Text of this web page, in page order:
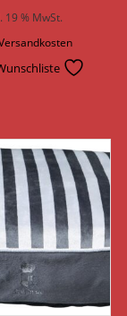
19 % MwSt.